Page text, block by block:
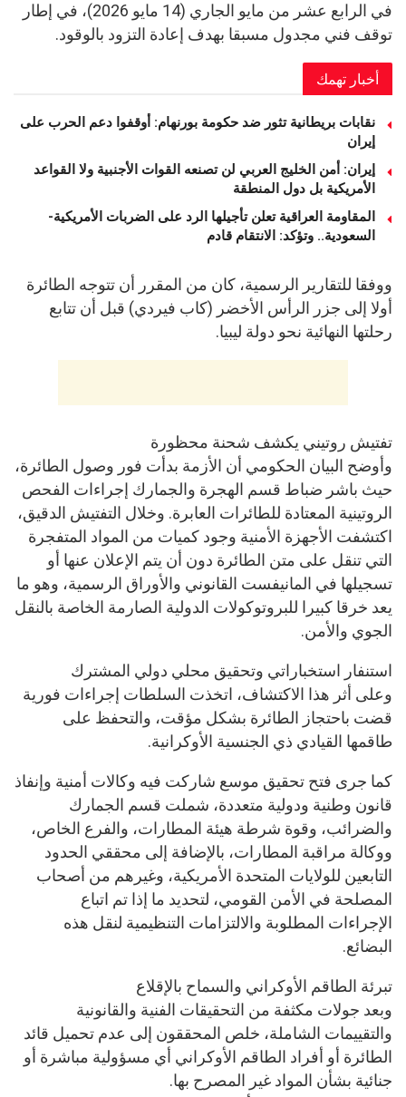
في الرابع عشر من مايو الجاري (14 مايو 2026)، في إطار
توقف فني مجدول مسبقا بهدف إعادة التزود بالوقود.
أخبار تهمك
نقابات بريطانية تثور ضد حكومة بورنهام: أوقفوا دعم الحرب على
إيران
إيران: أمن الخليج العربي لن تصنعه القوات الأجنبية ولا القواعد
الأمريكية بل دول المنطقة
المقاومة العراقية تعلن تأجيلها الرد على الضربات الأمريكية-
السعودية.. وتؤكد: الانتقام قادم
ووفقا للتقارير الرسمية، كان من المقرر أن تتوجه الطائرة
أولا إلى جزر الرأس الأخضر (كاب فيردي) قبل أن تتابع
رحلتها النهائية نحو دولة ليبيا.
تفتيش روتيني يكشف شحنة محظورة
وأوضح البيان الحكومي أن الأزمة بدأت فور وصول الطائرة،
حيث باشر ضباط قسم الهجرة والجمارك إجراءات الفحص
الروتينية المعتادة للطائرات العابرة. وخلال التفتيش الدقيق،
اكتشفت الأجهزة الأمنية وجود كميات من المواد المتفجرة
التي تنقل على متن الطائرة دون أن يتم الإعلان عنها أو
تسجيلها في المانيفست القانوني والأوراق الرسمية، وهو ما
يعد خرقا كبيرا للبروتوكولات الدولية الصارمة الخاصة بالنقل
الجوي والأمن.
استنفار استخباراتي وتحقيق محلي دولي المشترك
وعلى أثر هذا الاكتشاف، اتخذت السلطات إجراءات فورية
قضت باحتجاز الطائرة بشكل مؤقت، والتحفظ على
طاقمها القيادي ذي الجنسية الأوكرانية.
كما جرى فتح تحقيق موسع شاركت فيه وكالات أمنية وإنفاذ
قانون وطنية ودولية متعددة، شملت قسم الجمارك
والضرائب، وقوة شرطة هيئة المطارات، والفرع الخاص،
ووكالة مراقبة المطارات، بالإضافة إلى محققي الحدود
التابعين للولايات المتحدة الأمريكية، وغيرهم من أصحاب
المصلحة في الأمن القومي، لتحديد ما إذا تم اتباع
الإجراءات المطلوبة والالتزامات التنظيمية لنقل هذه
البضائع.
تبرئة الطاقم الأوكراني والسماح بالإقلاع
وبعد جولات مكثفة من التحقيقات الفنية والقانونية
والتقييمات الشاملة، خلص المحققون إلى عدم تحميل قائد
الطائرة أو أفراد الطاقم الأوكراني أي مسؤولية مباشرة أو
جنائية بشأن المواد غير المصرح بها.